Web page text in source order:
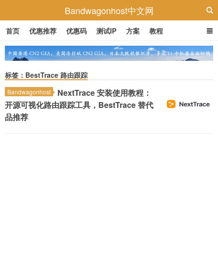
Bandwagonhost中文网
首页 优惠推荐 优惠码 测试IP 方案 教程
标签：BestTrace 路由跟踪
Bandwagonhost
NextTrace 安装使用教程：
开源可视化路由跟踪工具，BestTrace 替代
品推荐